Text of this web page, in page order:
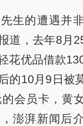
生的遭遇并
道，去年8月
花优品借款
的10月9日被
会员卡，黄
澎湃新闻后